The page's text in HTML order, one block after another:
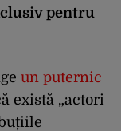
pentru
un puternic
există „actori